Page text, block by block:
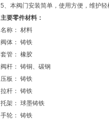
5、本阀门安装简单，使用方便，维护轻
主要零件材料：
名称： 材料
阀体： 铸铁
套管： 橡胶
阀杆： 铸铜、碳钢
压板： 铸铁
拉杆： 铸铁
托架： 球墨铸铁
手轮： 铸铁